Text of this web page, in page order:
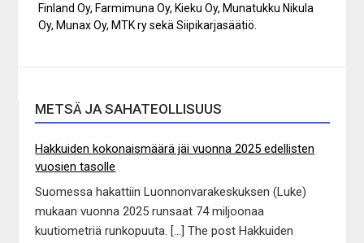
Finland Oy, Farmimuna Oy, Kieku Oy, Munatukku Nikula
Oy, Munax Oy, MTK ry sekä Siipikarjasäätiö.
METSÄ JA SAHATEOLLISUUS
Hakkuiden kokonaismäärä jäi vuonna 2025 edellisten
vuosien tasolle
Suomessa hakattiin Luonnonvarakeskuksen (Luke)
mukaan vuonna 2025 runsaat 74 miljoonaa
kuutiometriä runkopuuta. […] The post Hakkuiden